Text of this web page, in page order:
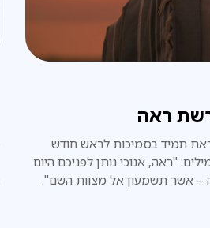
ראה
תמיד בסמיכות לראש חודש
"ראה, אנוכי נותן לפניכם היום
– אשר תשמעון אל מצוות השם".